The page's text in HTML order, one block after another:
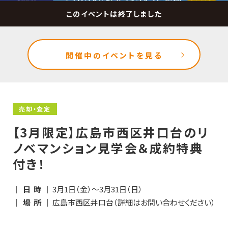
開催中のイベントを見る
売却・査定
【3月限定】広島市西区井口台のリ
ノベマンション見学会＆成約特典
付き！
｜ 日 時 ｜ 3月1日（金）～3月31日（日）
｜ 場 所 ｜ 広島市西区井口台（詳細はお問い合わせください）